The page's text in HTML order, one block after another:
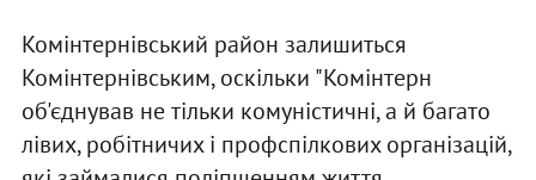
Комінтернівський район залишиться
Комінтернівським, оскільки "Комінтерн
об'єднував не тільки комуністичні, а й багато
лівих, робітничих і профспілкових організацій,